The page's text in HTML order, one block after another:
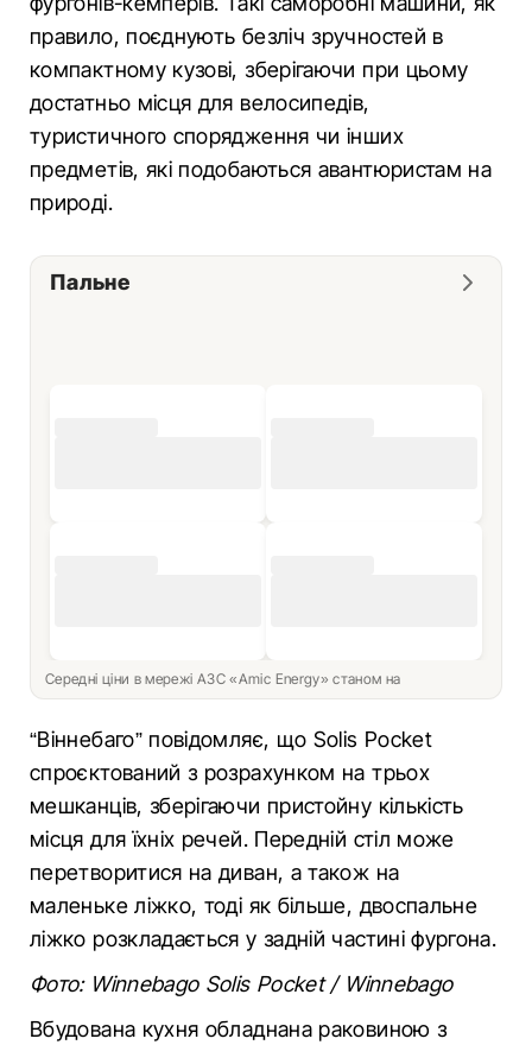
правило, поєднують безліч зручностей в
компактному кузові, зберігаючи при цьому
достатньо місця для велосипедів,
туристичного спорядження чи інших
предметів, які подобаються авантюристам на
природі.
Пальне
Середні ціни в мережі АЗС «Amic Energy» станом на
“Віннебаго” повідомляє, що Solis Pocket
спроєктований з розрахунком на трьох
мешканців, зберігаючи пристойну кількість
місця для їхніх речей. Передній стіл може
перетворитися на диван, а також на
маленьке ліжко, тоді як більше, двоспальне
ліжко розкладається у задній частині фургона.
Фото: Winnebago Solis Pocket / Winnebago
Вбудована кухня обладнана раковиною з